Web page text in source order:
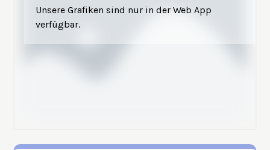
Unsere Grafiken sind nur in der Web App
verfügbar.